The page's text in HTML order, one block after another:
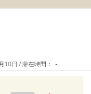
10日 / 滞在時間： -